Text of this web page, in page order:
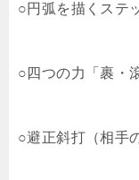
○円弧を描くステ
○四つの力「裹・
○避正斜打（相手